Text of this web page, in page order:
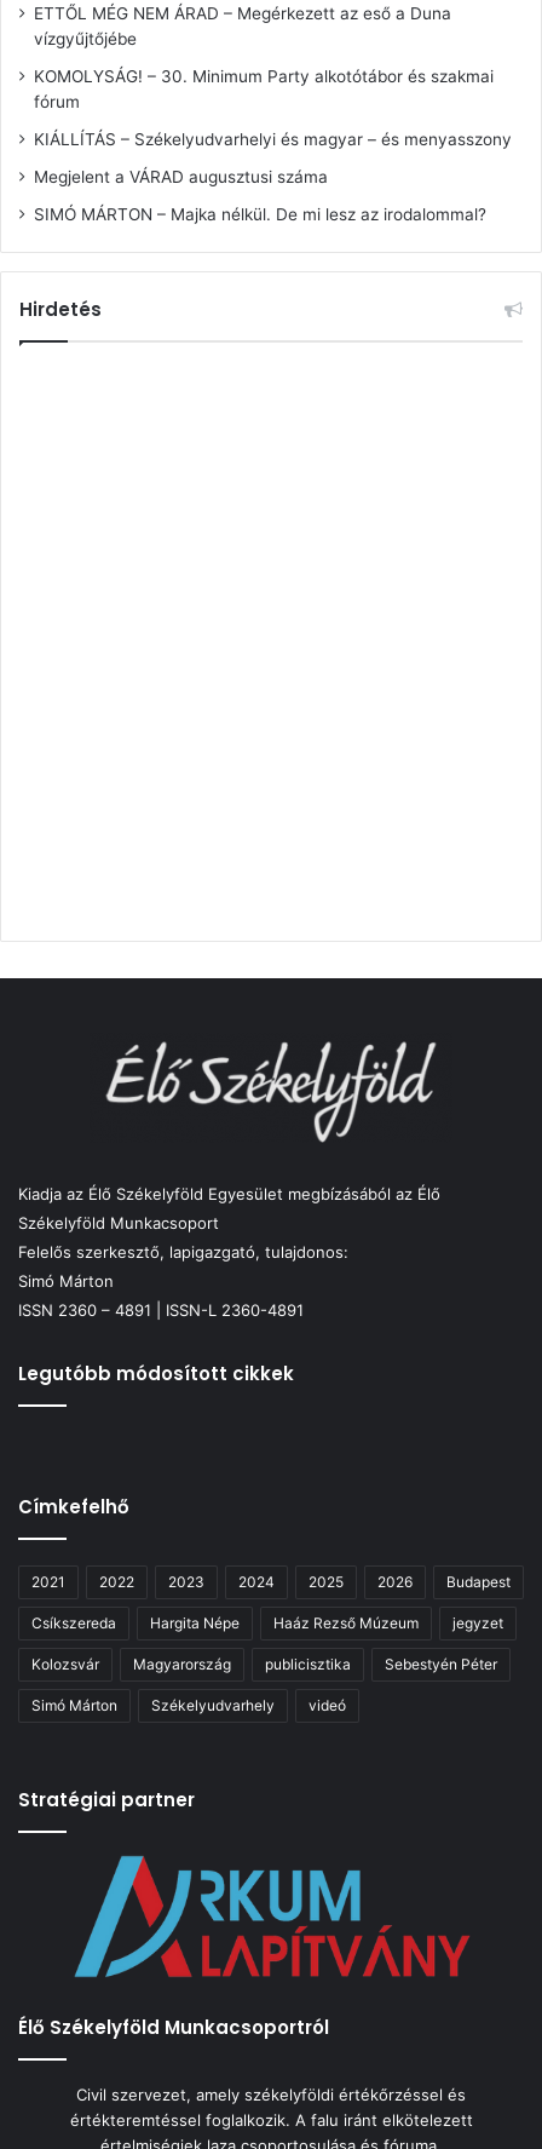
ETTŐL MÉG NEM ÁRAD – Megérkezett az eső a Duna
vízgyűjtőjébe
KOMOLYSÁG! – 30. Minimum Party alkotótábor és szakmai
fórum
KIÁLLÍTÁS – Székelyudvarhelyi és magyar – és menyasszony
Megjelent a VÁRAD augusztusi száma
SIMÓ MÁRTON – Majka nélkül. De mi lesz az irodalommal?
Hirdetés
Kiadja az Élő Székelyföld Egyesület megbízásából az Élő
Székelyföld Munkacsoport
Felelős szerkesztő, lapigazgató, tulajdonos:
Simó Márton
ISSN 2360 – 4891 | ISSN-L 2360-4891
Legutóbb módosított cikkek
Címkefelhő
2021 2022 2023 2024 2025 2026 Budapest
Csíkszereda Hargita Népe Haáz Rezső Múzeum jegyzet
Kolozsvár Magyarország publicisztika Sebestyén Péter
Simó Márton Székelyudvarhely videó
Stratégiai partner
Élő Székelyföld Munkacsoportról
Civil szervezet, amely székelyföldi értékőrzéssel és
értékteremtéssel foglalkozik. A falu iránt elkötelezett